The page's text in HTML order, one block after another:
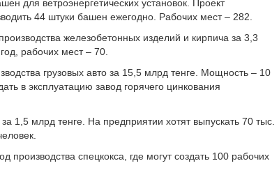
для ветроэнергетических установок. Проект
44 штуки башен ежегодно. Рабочих мест – 282.
железобетонных изделий и кирпича за 3,3
рабочих мест – 70.
грузовых авто за 15,5 млрд тенге. Мощность – 10
в эксплуатацию завод горячего цинкования
1,5 млрд тенге. На предприятии хотят выпускать 70 тыс.
производства спецкокса, где могут создать 100 рабочих